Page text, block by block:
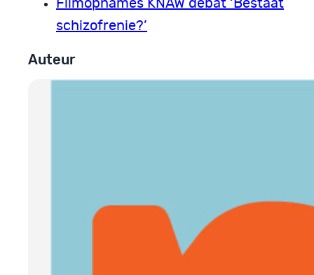
Filmopnames KNAW debat ‘Bestaat
schizofrenie?’
Auteur